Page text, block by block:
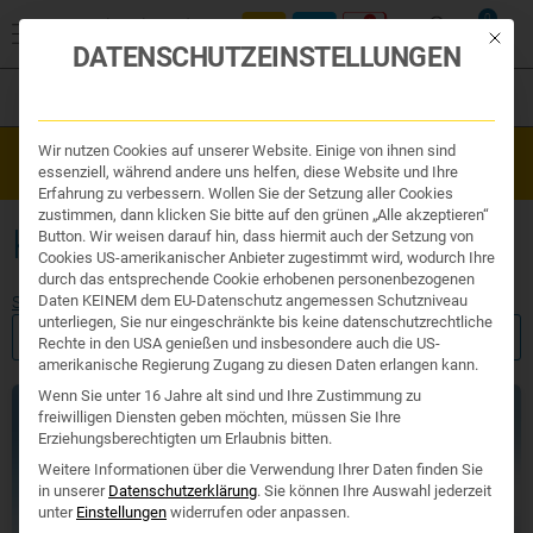
0
Organe & Organ Uhr
Traditionelle Medizin
Nahrungsergänzung
Kosmetik und Hygiene
Ihr Apotheker
Westend Online-Shop: Sicher, schnell und 24/7 für Sie da!
Gratisversand ab €50
KOLLAGENBILDUNG
Start/ Produkte verschlagwortet mit „Kollagenbildung“
FILTER ANZEIGEN
Exklusiv
Mit
DATENSCHUTZEINSTELLUNGEN
Wir nutzen Cookies auf unserer Website. Einige von ihnen sind
essenziell, während andere uns helfen, diese Website und Ihre
Erfahrung zu verbessern. Wollen Sie der Setzung aller Cookies
zustimmen, dann klicken Sie bitte auf den grünen „Alle akzeptieren“
Button. Wir weisen darauf hin, dass hiermit auch der Setzung von
Cookies US-amerikanischer Anbieter zugestimmt wird, wodurch Ihre
durch das entsprechende Cookie erhobenen personenbezogenen
Daten KEINEM dem EU-Datenschutz angemessen Schutzniveau
unterliegen, Sie nur eingeschränkte bis keine datenschutzrechtliche
Rechte in den USA genießen und insbesondere auch die US-
amerikanische Regierung Zugang zu diesen Daten erlangen kann.
Wenn Sie unter 16 Jahre alt sind und Ihre Zustimmung zu
freiwilligen Diensten geben möchten, müssen Sie Ihre
Erziehungsberechtigten um Erlaubnis bitten.
Weitere Informationen über die Verwendung Ihrer Daten finden Sie
in unserer Datenschutzerklärung. Sie können Ihre Auswahl jederzeit
unter Einstellungen widerrufen oder anpassen.